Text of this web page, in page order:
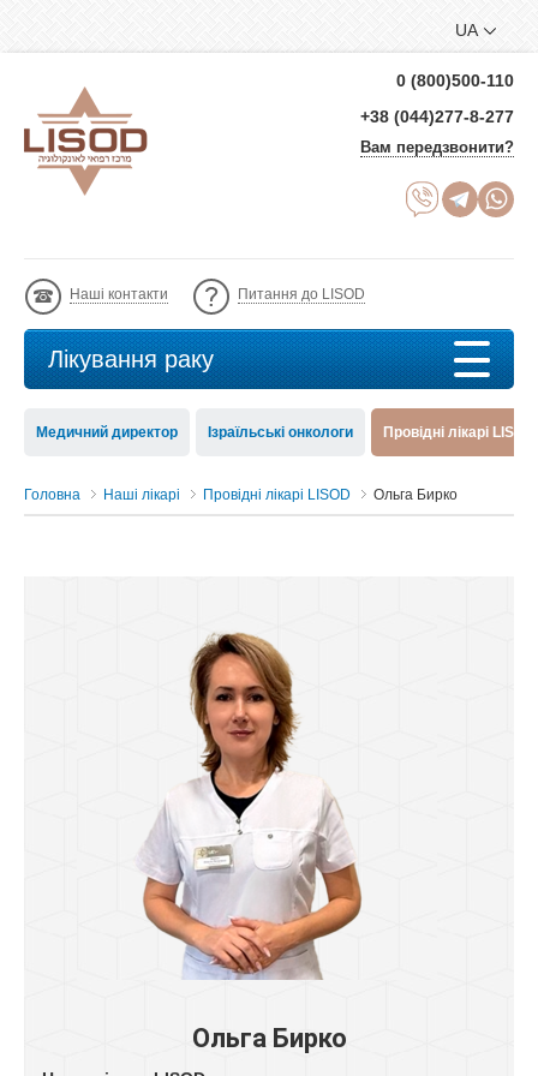
UA
0 (800)500-110
+38 (044)277-8-277
Вам передзвонити?
Наші контакти Питання до LISOD
Лікування раку
Медичний директор Ізраїльські онкологи Провідні лікарі LISOD
Головна Наші лікарі Провідні лікарі LISOD Ольга Бирко
Ольга Бирко